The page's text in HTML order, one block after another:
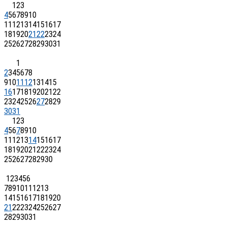
123
45678910
11 121314151617
18192021222324
25262728293031
1
2345678
91011 12131415
16171819202122
23242526272829
3031
123
45678910
11 121314151617
18192021222324
252627282930
123456
7891011 1213
14151617181920
21222324252627
28293031